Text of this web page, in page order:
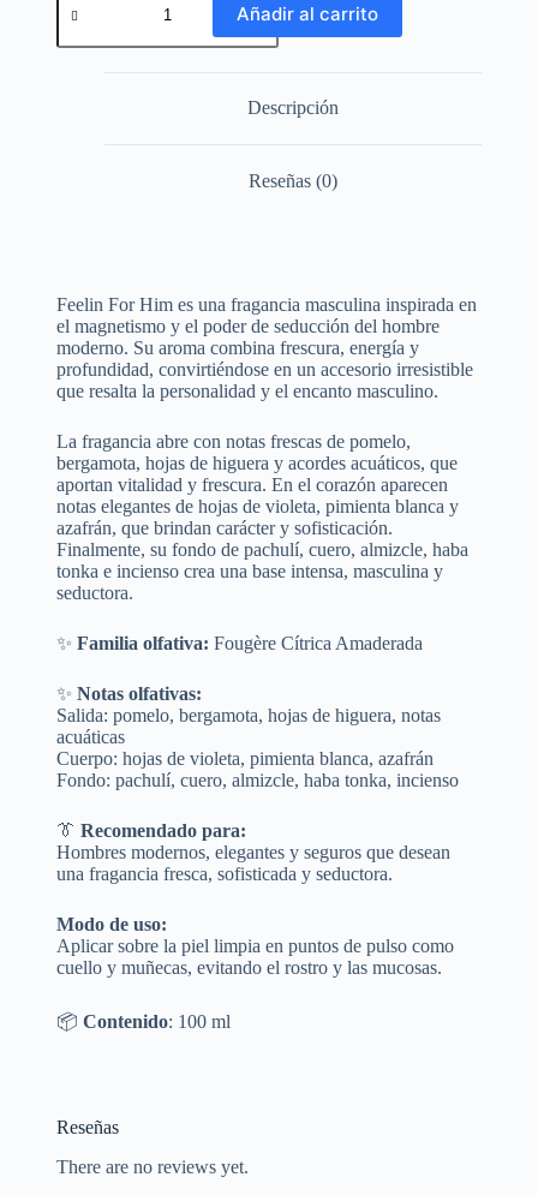
Añadir al carrito
Descripción
Reseñas (0)
Feelin For Him es una fragancia masculina inspirada en
el magnetismo y el poder de seducción del hombre
moderno. Su aroma combina frescura, energía y
profundidad, convirtiéndose en un accesorio irresistible
que resalta la personalidad y el encanto masculino.
La fragancia abre con notas frescas de pomelo,
bergamota, hojas de higuera y acordes acuáticos, que
aportan vitalidad y frescura. En el corazón aparecen
notas elegantes de hojas de violeta, pimienta blanca y
azafrán, que brindan carácter y sofisticación.
Finalmente, su fondo de pachulí, cuero, almizcle, haba
tonka e incienso crea una base intensa, masculina y
seductora.
✨ Familia olfativa: Fougère Cítrica Amaderada
✨ Notas olfativas:
Salida: pomelo, bergamota, hojas de higuera, notas
acuáticas
Cuerpo: hojas de violeta, pimienta blanca, azafrán
Fondo: pachulí, cuero, almizcle, haba tonka, incienso
👔 Recomendado para:
Hombres modernos, elegantes y seguros que desean
una fragancia fresca, sofisticada y seductora.
Modo de uso:
Aplicar sobre la piel limpia en puntos de pulso como
cuello y muñecas, evitando el rostro y las mucosas.
📦 Contenido: 100 ml
Reseñas
There are no reviews yet.